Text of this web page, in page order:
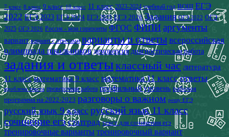
7 класс 8 класс 9 класс 10 класс 11 класс 2023-2024 учебный год ВОШ ЕГЭ
2022 ЕГЭ 2023 ЕГЭ 2024 ЕГЭ 2025 ЕГЭ 2026 Задания ОГЭ 2022 ОГЭ
2025 ОГЭ 2026 Россия - мои горизонты ФГОС ФИПИ аргументы
вариант вариант с ответами варианты и ответы всероссийская
олимпиада школьников демоверсия диагностическая работа
задания и ответыклассный час литература
11 класс математика 9 класс математика 11 класс ответы
проблема текста проверочная работа профильный уровень рабочая
программа на 2022-2023 разговоры о важном решу ЕГЭ
русский язык 9 класс русский язык 11 класс
сочинение егэ статград текст для сочинения егэ
тренировочные варианты тренировочный вариант